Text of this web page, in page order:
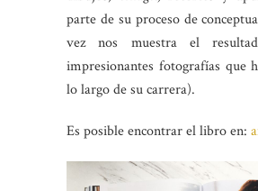
parte de su proceso de
vez nos muestra el
impresionantes fotografías que
lo largo de su carrera).
Es posible encontrar el libro en: